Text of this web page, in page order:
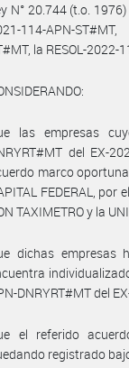
N° 20.744 (t.o.
114-APN-
la RESOL-2022-
las empresas
del EX-
marco
FEDERAL, por
TAXIMETRO y la
dichas empresas
DNRYRT#MT del
el referido
registrado